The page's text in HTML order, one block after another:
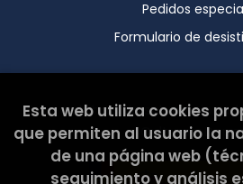
Pedidos
Formulario de
Esta web ha sido
Cultura y
Esta web utiliza cookies
que permiten al usuario la
de una página web
seguimiento y análisis